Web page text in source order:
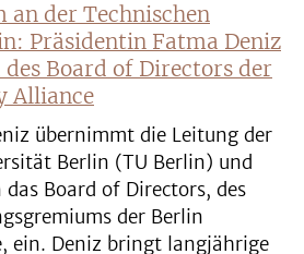
an der Technischen
Präsidentin Fatma Deniz
Board of Directors der
Alliance
übernimmt die Leitung der
Berlin (TU Berlin) und
Board of Directors, des
der Berlin
ein. Deniz bringt langjährige